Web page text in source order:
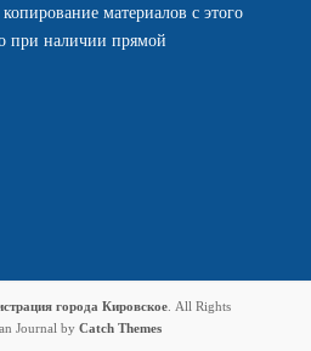
материалов с этого
при наличии прямой
города Кировское. All Rights
Journal by Catch Themes